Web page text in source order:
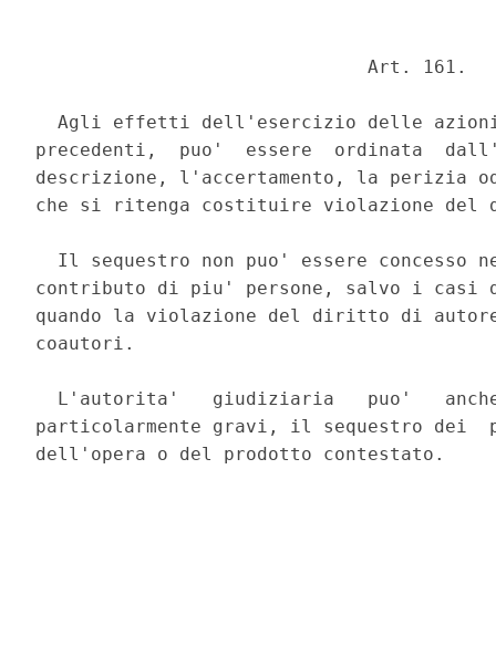
                              Art. 161.
Agli effetti dell'esercizio delle
precedenti,  puo'  essere  ordinata
descrizione, l'accertamento, la perizia
che si ritenga costituire violazione
Il sequestro non puo' essere concesso
contributo di piu' persone, salvo i
quando la violazione del diritto di
coautori.
L'autorita'   giudiziaria   puo'
particolarmente gravi, il sequestro dei